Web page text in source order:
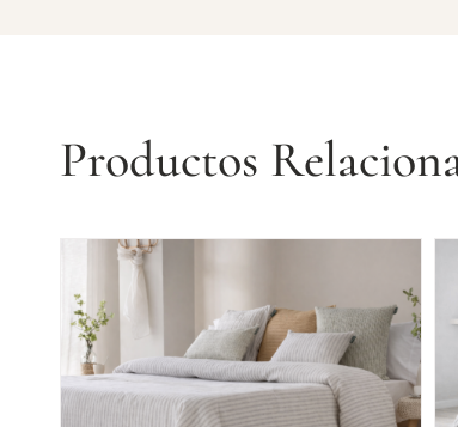
Productos